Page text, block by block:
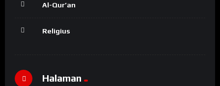
Al-Qur’an
Religius
Halaman